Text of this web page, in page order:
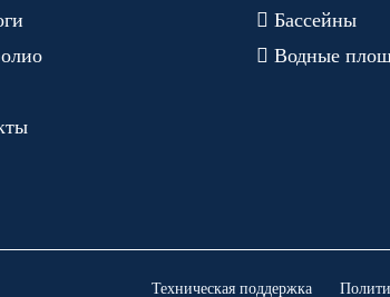
Бассейны
Водные
Техническая поддержка